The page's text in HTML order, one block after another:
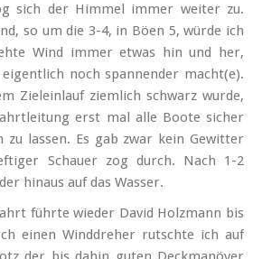
sich der Himmel immer weiter zu.
so um die 3-4, in Böen 5, würde ich
Wind immer etwas hin und her,
noch spannender macht(e).
Ziel­einlauf ziemlich schwarz wurde,
erst mal alle Boote sicher
zu lassen. Es gab zwar kein Gewitter
Schauer zog durch. Nach 1-2
hinaus auf das Wasser.
führte wieder David Holzmann bis
einen Winddreher rutschte ich auf